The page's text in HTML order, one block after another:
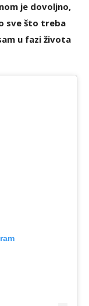
je dovoljno,
sve što treba
u fazi života